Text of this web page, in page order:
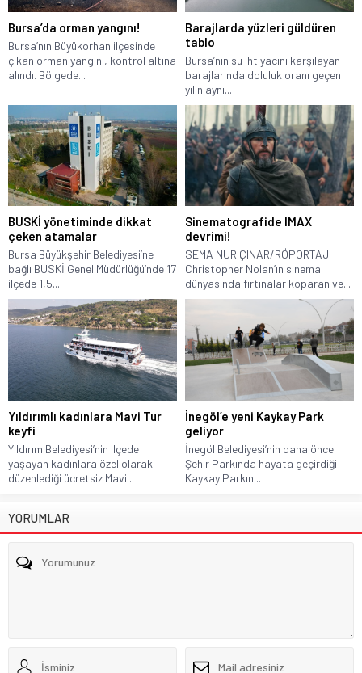
Bursa’da orman yangını!
Bursa’nın Büyükorhan ilçesinde
çıkan orman yangını, kontrol altına
alındı. Bölgede...
Barajlarda yüzleri güldüren
tablo
Bursa’nın su ihtiyacını karşılayan
barajlarında doluluk oranı geçen
yılın aynı...
BUSKİ yönetiminde dikkat
çeken atamalar
Bursa Büyükşehir Belediyesi’ne
bağlı BUSKİ Genel Müdürlüğü’nde 17
ilçede 1,5...
Sinematografide IMAX
devrimi!
SEMA NUR ÇINAR/RÖPORTAJ
Christopher Nolan’ın sinema
dünyasında fırtınalar koparan ve...
Yıldırımlı kadınlara Mavi Tur
keyfi
Yıldırım Belediyesi’nin ilçede
yaşayan kadınlara özel olarak
düzenlediği ücretsiz Mavi...
İnegöl’e yeni Kaykay Park
geliyor
İnegöl Belediyesi’nin daha önce
Şehir Parkında hayata geçirdiği
Kaykay Parkın...
YORUMLAR